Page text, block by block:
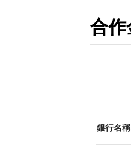
合作
銀行名稱